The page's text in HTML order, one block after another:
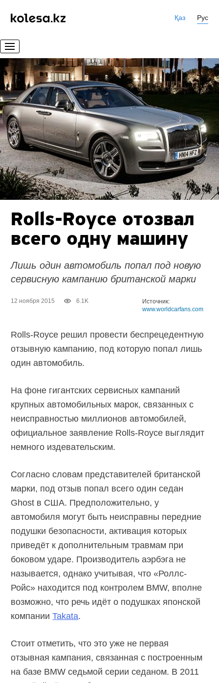
Қаз Рус
Rolls-Royce отозвал
всего одну машину
Лишь один автомобиль попал под новую
сервисную кампанию британской марки
12 ноября 2015 6.1K
Источник:
www.worldcarfans.com
Rolls-Royce решил провести беспрецедентную
отзывную кампанию, под которую попал лишь
один автомобиль.
На фоне гигантских сервисных кампаний
крупных автомобильных марок, связанных с
неисправностью миллионов автомобилей,
официальное заявление Rolls-Royce выглядит
немного издевательским.
Согласно словам представителей британской
марки, под отзыв попал всего один седан
Ghost в США. Предположительно, у
автомобиля могут быть неисправны передние
подушки безопасности, активация которых
приведёт к дополнительным травмам при
боковом ударе. Производитель аэрбэга не
называется, однако учитывая, что «Роллс-
Ройс» находится под контролем BMW, вполне
возможно, что речь идёт о подушках японской
компанииTakata.
Стоит отметить, что это уже не первая
отзывная кампания, связанная с построенным
на базе BMW седьмой серии седаном. В 2011